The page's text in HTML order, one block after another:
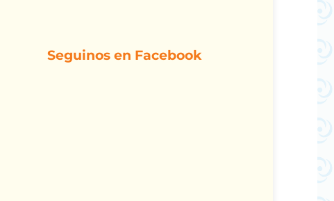
Seguinos en Facebook